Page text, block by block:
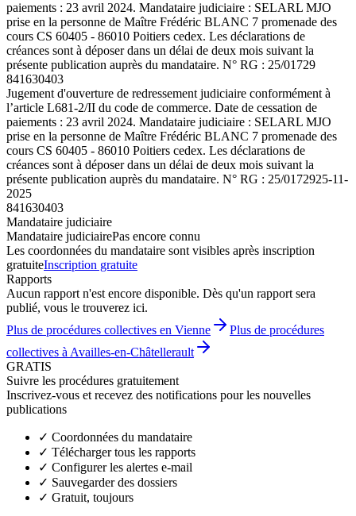
paiements : 23 avril 2024. Mandataire judiciaire : SELARL MJO
prise en la personne de Maître Frédéric BLANC 7 promenade des
cours CS 60405 - 86010 Poitiers cedex. Les déclarations de
créances sont à déposer dans un délai de deux mois suivant la
présente publication auprès du mandataire. N° RG : 25/01729
841630403
Jugement d'ouverture de redressement judiciaire conformément à
l’article L681-2/II du code de commerce. Date de cessation de
paiements : 23 avril 2024. Mandataire judiciaire : SELARL MJO
prise en la personne de Maître Frédéric BLANC 7 promenade des
cours CS 60405 - 86010 Poitiers cedex. Les déclarations de
créances sont à déposer dans un délai de deux mois suivant la
présente publication auprès du mandataire. N° RG : 25/0172925-11-
2025
841630403
Mandataire judiciaire
Mandataire judiciairePas encore connu
Les coordonnées du mandataire sont visibles après inscription
gratuiteInscription gratuite
Rapports
Aucun rapport n'est encore disponible. Dès qu'un rapport sera
publié, vous le trouverez ici.
Plus de procédures collectives en Vienne
Plus de procédures
collectives à Availles-en-Châtellerault
GRATIS
Suivre les procédures gratuitement
Inscrivez-vous et recevez des notifications pour les nouvelles
publications
✓ Coordonnées du mandataire
✓ Télécharger tous les rapports
✓ Configurer les alertes e-mail
✓ Sauvegarder des dossiers
✓ Gratuit, toujours